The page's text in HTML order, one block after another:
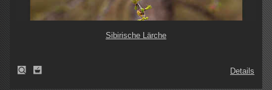
Sibirische Lärche
Details